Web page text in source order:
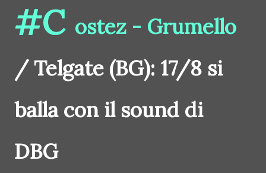
#C ostez - Grumello
/ Telgate (BG): 17/8 si
balla con il sound di
DBG